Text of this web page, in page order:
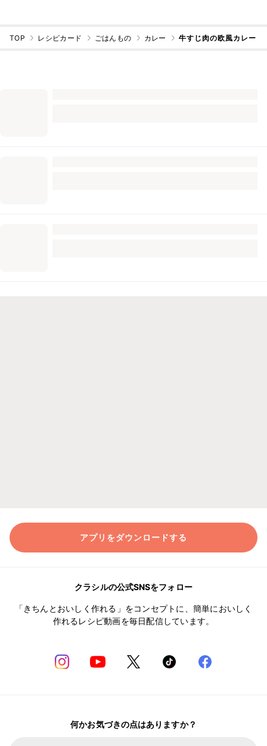
TOP レシピカード ごはんもの カレー 牛すじ肉の欧風カレー
アプリをダウンロードする
クラシルの公式SNSをフォロー
「きちんとおいしく作れる」をコンセプトに、簡単においしく
作れるレシピ動画を毎日配信しています。
何かお気づきの点はありますか？